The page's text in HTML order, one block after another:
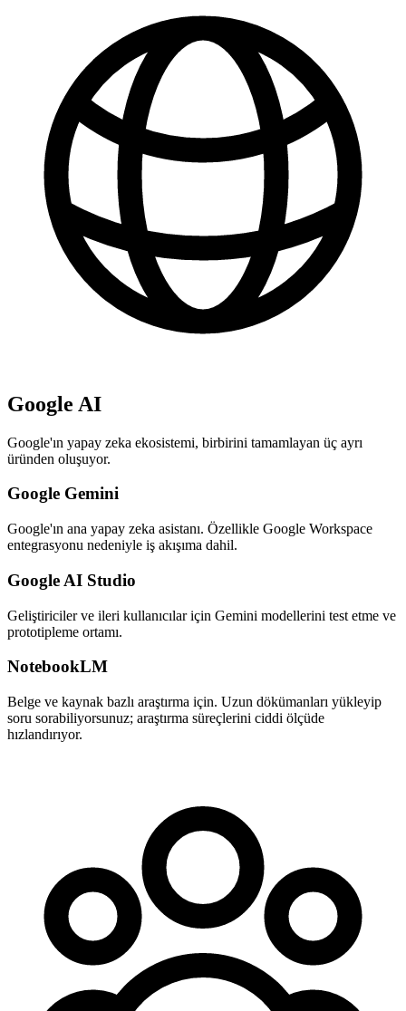
Google AI
Google'ın yapay zeka ekosistemi, birbirini tamamlayan üç ayrı
üründen oluşuyor.
Google Gemini
Google'ın ana yapay zeka asistanı. Özellikle Google Workspace
entegrasyonu nedeniyle iş akışıma dahil.
Google AI Studio
Geliştiriciler ve ileri kullanıcılar için Gemini modellerini test etme ve
prototipleme ortamı.
NotebookLM
Belge ve kaynak bazlı araştırma için. Uzun dökümanları yükleyip
soru sorabiliyorsunuz; araştırma süreçlerini ciddi ölçüde
hızlandırıyor.